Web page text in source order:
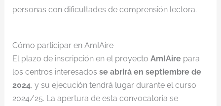
personas con dificultades de comprensión lectora.
Cómo participar en AmIAire
El plazo de inscripción en el proyecto AmIAirepara
los centros interesados se abrirá en septiembre de
2024, y su ejecución tendrá lugar durante el curso
2024/25. La apertura de esta convocatoria se